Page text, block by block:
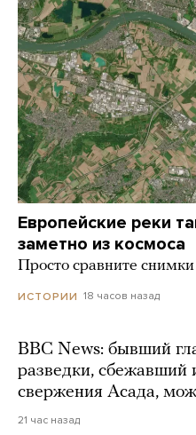
Европейские реки
заметно из космоса
Просто сравните
ИСТОРИИ 18 часов назад
BBC News: бывший
разведки, сбежавший
свержения Асада,
21 час назад